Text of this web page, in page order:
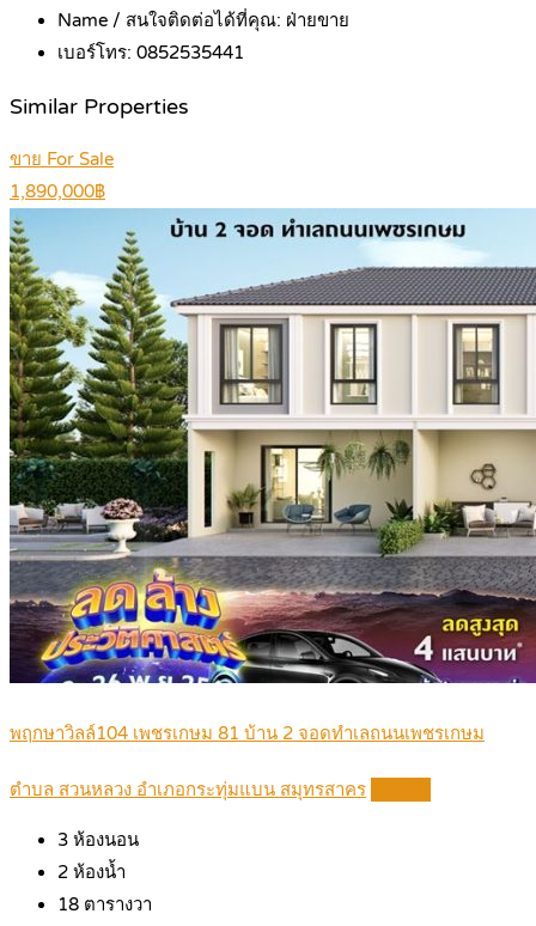
Name / สนใจติดต่อได้ที่คุณ: ฝ่ายขาย
เบอร์โทร: 0852535441
Similar Properties
ขาย For Sale
1,890,000฿
พฤกษาวิลล์104 เพชรเกษม 81 บ้าน 2 จอดทำเลถนนเพชรเกษม
ตำบล สวนหลวง อำเภอกระทุ่มแบน สมุทรสาคร
3 ห้องนอน
2 ห้องน้ำ
18 ตารางวา